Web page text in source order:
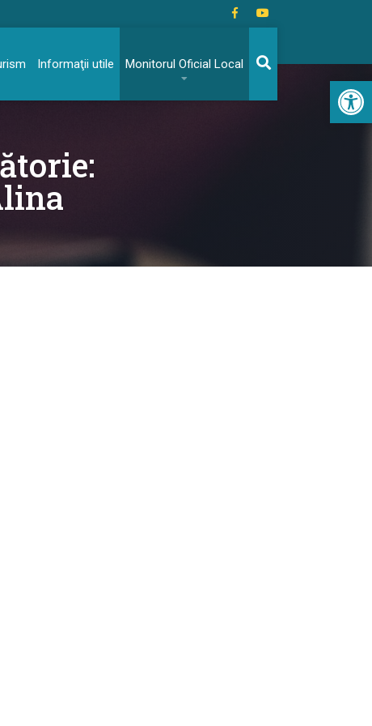
Informaţii utile Monitorul Oficial Local